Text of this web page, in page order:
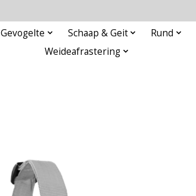
Gevogelte Schaap & Geit Rund
Weideafrastering